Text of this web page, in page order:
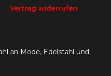
Vertrag widerrufen
an Mode, Edelstahl und